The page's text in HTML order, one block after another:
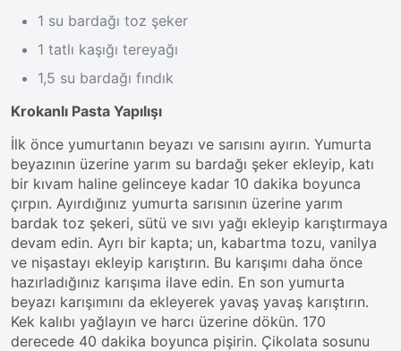
1 su bardağı toz şeker
1 tatlı kaşığı tereyağı
1,5 su bardağı fındık
Krokanlı Pasta Yapılışı
İlk önce yumurtanın beyazı ve sarısını ayırın. Yumurta
beyazının üzerine yarım su bardağı şeker ekleyip, katı
bir kıvam haline gelinceye kadar 10 dakika boyunca
çırpın. Ayırdığınız yumurta sarısının üzerine yarım
bardak toz şekeri, sütü ve sıvı yağı ekleyip karıştırmaya
devam edin. Ayrı bir kapta; un, kabartma tozu, vanilya
ve nişastayı ekleyip karıştırın. Bu karışımı daha önce
hazırladığınız karışıma ilave edin. En son yumurta
beyazı karışımını da ekleyerek yavaş yavaş karıştırın.
Kek kalıbı yağlayın ve harcı üzerine dökün. 170
derecede 40 dakika boyunca pişirin. Çikolata sosunu